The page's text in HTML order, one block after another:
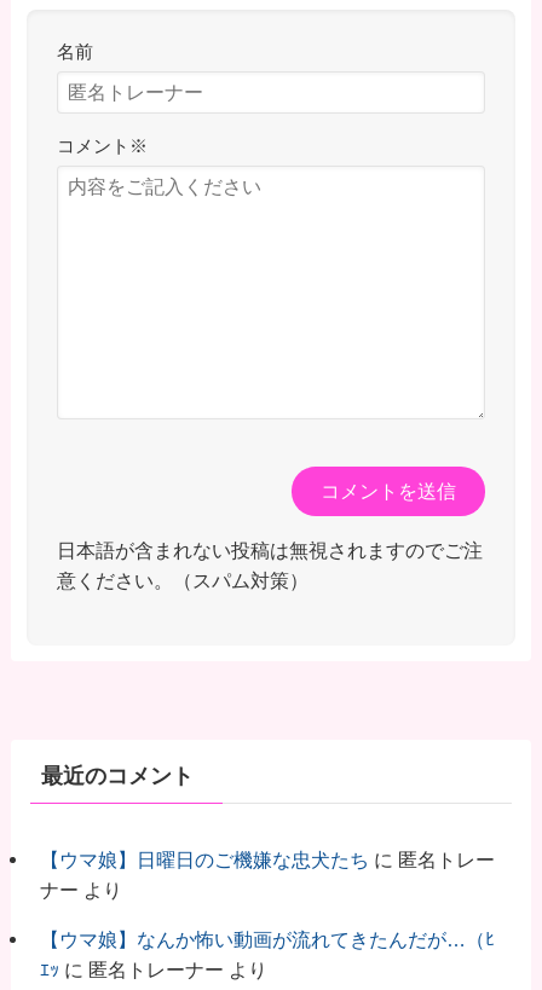
名前
コメント ※
日本語が含まれない投稿は無視されますのでご注
意ください。（スパム対策）
最近のコメント
【ウマ娘】日曜日のご機嫌な忠犬たち に 匿名トレー
ナー より
【ウマ娘】なんか怖い動画が流れてきたんだが…（ﾋ
ｴｯ に 匿名トレーナー より